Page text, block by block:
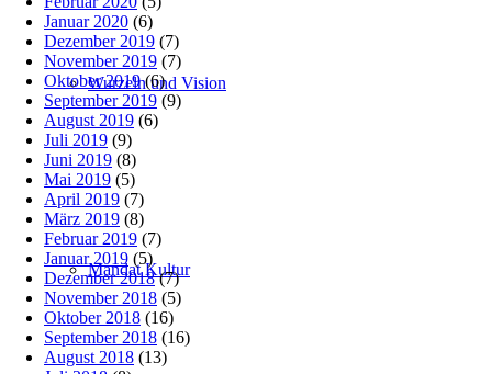
Wurzeln und Vision
Mandat Kultur
Januar 2020 (6)
Dezember 2019 (7)
November 2019 (7)
Oktober 2019(6)
September 2019 (9)
August 2019 (6)
Juli 2019 (9)
Juni 2019 (8)
Mai 2019 (5)
April 2019 (7)
März 2019 (8)
Februar 2019 (7)
Januar 2019 (5)
Dezember 2018(7)
November 2018 (5)
Oktober 2018 (16)
September 2018 (16)
August 2018 (13)